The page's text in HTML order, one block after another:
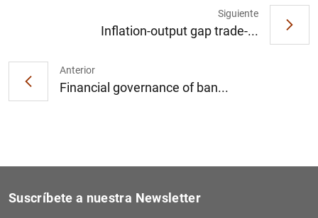
Anterior
Financial governance of ban...
Siguiente
Inflation-output gap trade-...
1
Suscríbete a nuestra Newsletter